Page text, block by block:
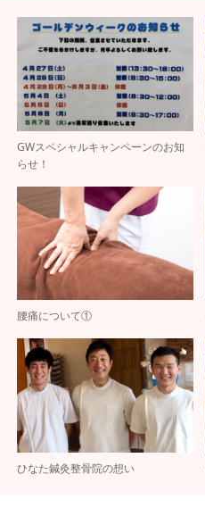
GWスペシャルキャンペーンのお知
らせ！
腰痛について①
ひなた鍼灸整骨院の想い